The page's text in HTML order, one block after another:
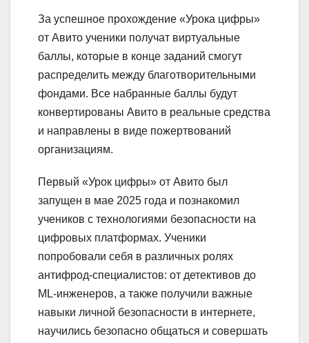
За успешное прохождение «Урока цифры»
от Авито ученики получат виртуальные
баллы, которые в конце заданий смогут
распределить между благотворительными
фондами. Все набранные баллы будут
конвертированы Авито в реальные средства
и направлены в виде пожертвований
организациям.
Первый «Урок цифры» от Авито был
запущен в мае 2025 года и познакомил
учеников с технологиями безопасности на
цифровых платформах. Ученики
попробовали себя в различных ролях
антифрод-специалистов: от детективов до
ML-инженеров, а также получили важные
навыки личной безопасности в интернете,
научились безопасно общаться и совершать